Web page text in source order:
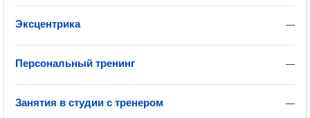
—
Эксцентрика
—
Персональный тренинг
—
Занятия в студии с тренером